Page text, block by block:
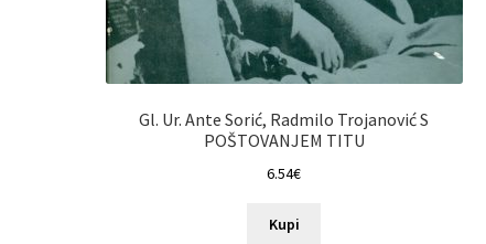
Gl. Ur. Ante Sorić, Radmilo Trojanović S
POŠTOVANJEM TITU
6.54€
Kupi